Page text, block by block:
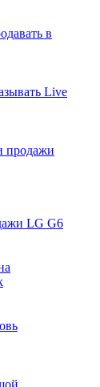
в
Live
продажи
LG G6